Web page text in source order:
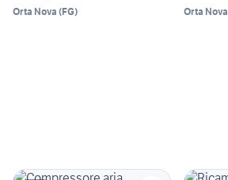
Orta Nova (FG) Orta Nova